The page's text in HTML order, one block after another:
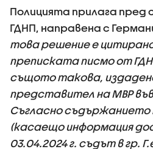
Полицията прилага пред
ГДНП, направена с
това решение е
преписката писмо от
същото такова,
представител на МВР
Съгласно съдържанието
(касаещо информация
03.04.2024 г. съдът в гр.